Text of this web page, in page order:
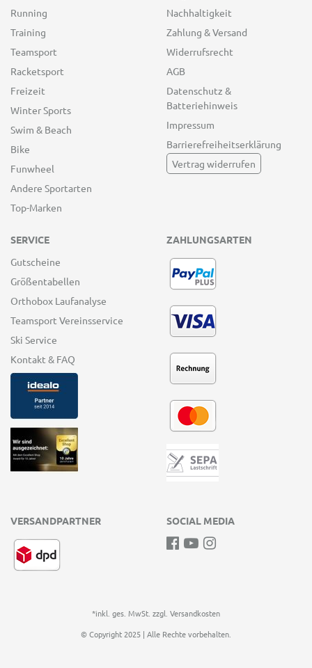
Running
Training
Teamsport
Racketsport
Freizeit
Winter Sports
Swim & Beach
Bike
Funwheel
Andere Sportarten
Top-Marken
Nachhaltigkeit
Zahlung & Versand
Widerrufsrecht
AGB
Datenschutz &
Batteriehinweis
Impressum
Barrierefreiheitserklärung
Vertrag widerrufen
SERVICE
Gutscheine
Größentabellen
Orthobox Laufanalyse
Teamsport Vereinsservice
Ski Service
Kontakt & FAQ
ZAHLUNGSARTEN
VERSANDPARTNER SOCIAL MEDIA
*inkl. ges. MwSt. zzgl. Versandkosten
© Copyright 2025 | Alle Rechte vorbehalten.